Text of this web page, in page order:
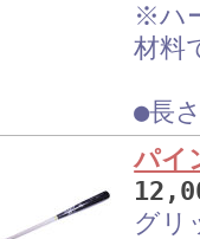
※ハ
材料
●長
パイ
グリ